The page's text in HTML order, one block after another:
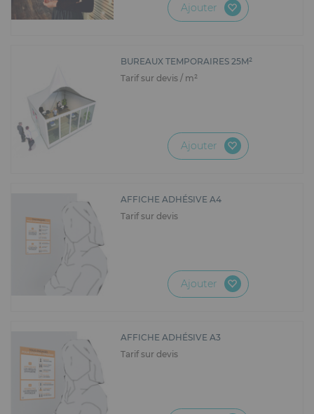
Ajouter
BUREAUX TEMPORAIRES 25M²
Tarif sur devis / m²
Ajouter
AFFICHE ADHÉSIVE A4
Tarif sur devis
Ajouter
AFFICHE ADHÉSIVE A3
Tarif sur devis